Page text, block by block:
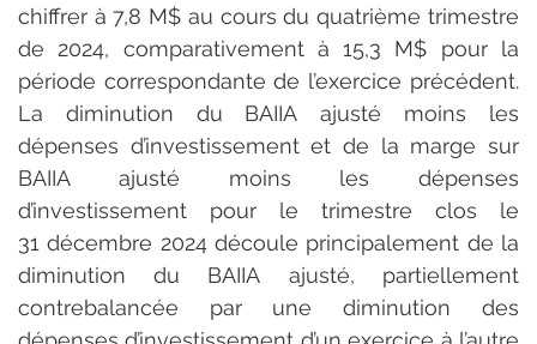
chiffrer à 7,8 M$ au cours du quatrième trimestre
de 2024, comparativement à 15,3 M$ pour la
période correspondante de l’exercice précédent.
La diminution du BAIIA ajusté moins les
dépenses d’investissement et de la marge sur
BAIIA ajusté moins les dépenses
d’investissement pour le trimestre clos le
31 décembre 2024 découle principalement de la
diminution du BAIIA ajusté, partiellement
contrebalancée par une diminution des